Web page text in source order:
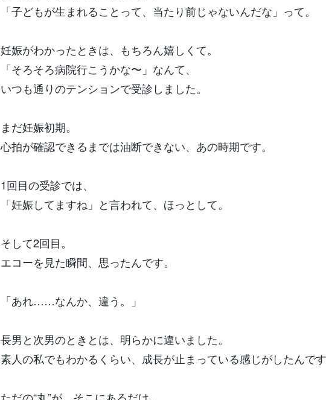
「子どもが生まれることって、当たり前じゃないんだな」って。
妊娠がわかったときは、もちろん嬉しくて。
「そろそろ病院行こうかな〜」なんて、
いつも通りのテンションで受診しました。
まだ妊娠初期。
心拍が確認できるまでは油断できない、あの時期です。
1回目の受診では、
「妊娠してますね」と言われて、ほっとして。
そして2回目。
エコーを見た瞬間、思ったんです。
「あれ……なんか、違う。」
長男と次男のときとは、明らかに違いました。
素人の私でもわかるくらい、成長が止まっている感じがしたんで